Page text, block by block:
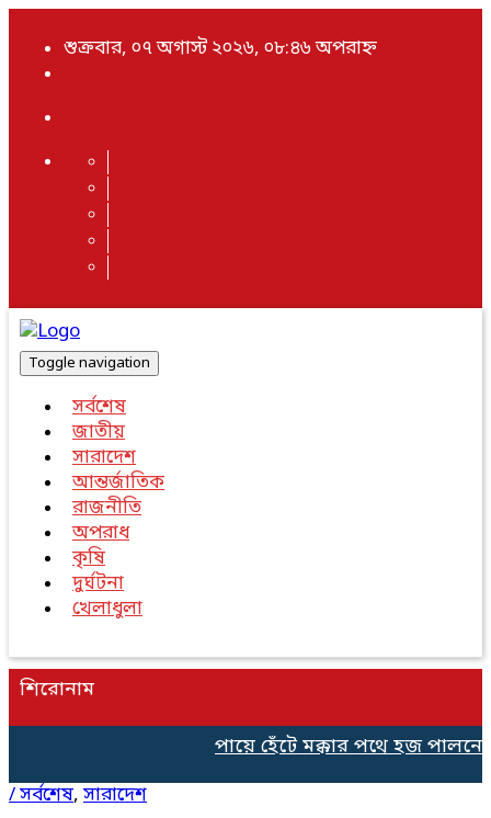
শুক্রবার, ০৭ অগাস্ট ২০২৬, ০৮:৪৬ অপরাহ্ন
Toggle navigation
সর্বশেষ
জাতীয়
সারাদেশ
আন্তর্জাতিক
রাজনীতি
অপরাধ
কৃষি
দুর্ঘটনা
খেলাধুলা
শিরোনাম
পায়ে হেঁটে মক্কার পথে হজ
/সর্বশেষ, সারাদেশ